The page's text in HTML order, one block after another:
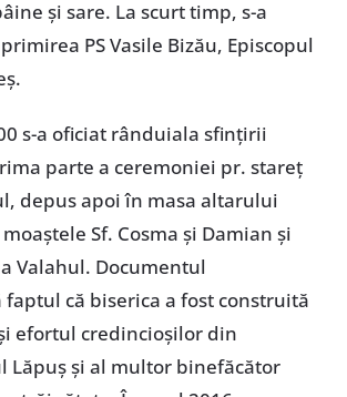
și sare. La scurt timp, s-a
PS Vasile Bizău, Episcopul
s-a oficiat rânduiala sfințirii
parte a ceremoniei pr. stareț
depus apoi în masa altarului
Sf. Cosma și Damian și
Valahul. Documentul
că biserica a fost construită
efortul credincioșilor din
Lăpuș și al multor binefăcător